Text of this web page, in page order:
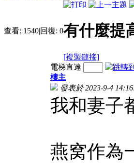
查看: 1540|回復: 0有什麼提
[複製鏈接]
電梯直達
樓主
發表於 2023-9-4
我和妻子
燕窝作為